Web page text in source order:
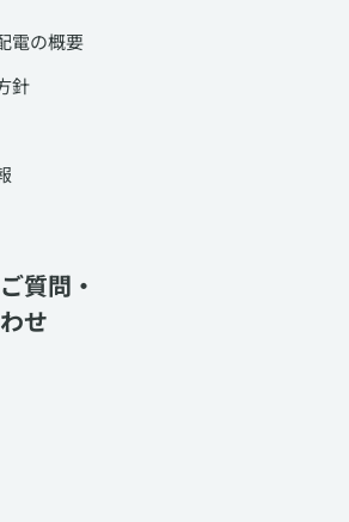
電の概要
針
質問・
せ